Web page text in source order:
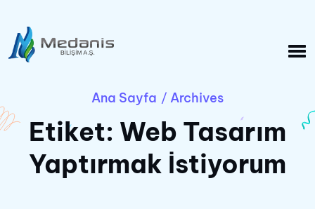
Ana Sayfa / Archives
Etiket: Web Tasarım
Yaptırmak İstiyorum